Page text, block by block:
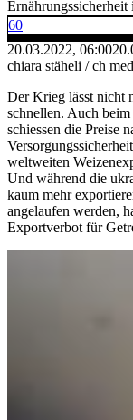
Ernährungssicherheit
60
20.03.2022, 06:00
chiara stäheli / ch
Der Krieg lässt nicht
schnellen. Auch
schiessen die Preise
weltweiten
Und während die
kaum mehr
angelaufen werden,
Exportverbot für